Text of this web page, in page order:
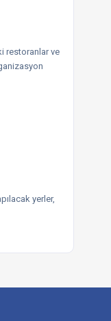
restoranlar ve
yerler,